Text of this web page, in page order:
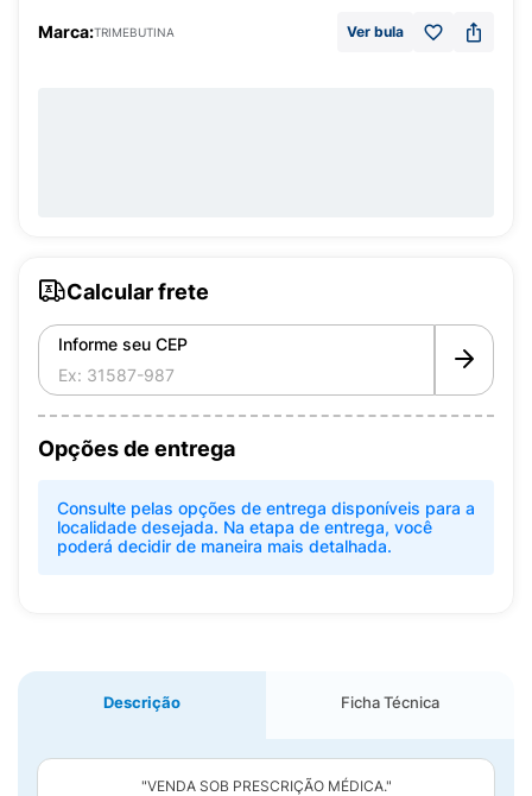
Marca:TRIMEBUTINA Ver bula
Calcular frete
Informe seu CEP
Opções de entrega
Consulte pelas opções de entrega disponíveis para a
localidade desejada. Na etapa de entrega, você
poderá decidir de maneira mais detalhada.
Descrição Ficha Técnica
"VENDA SOB PRESCRIÇÃO MÉDICA."